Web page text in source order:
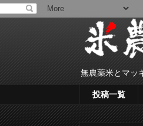
無農薬米とマッ
投稿一覧